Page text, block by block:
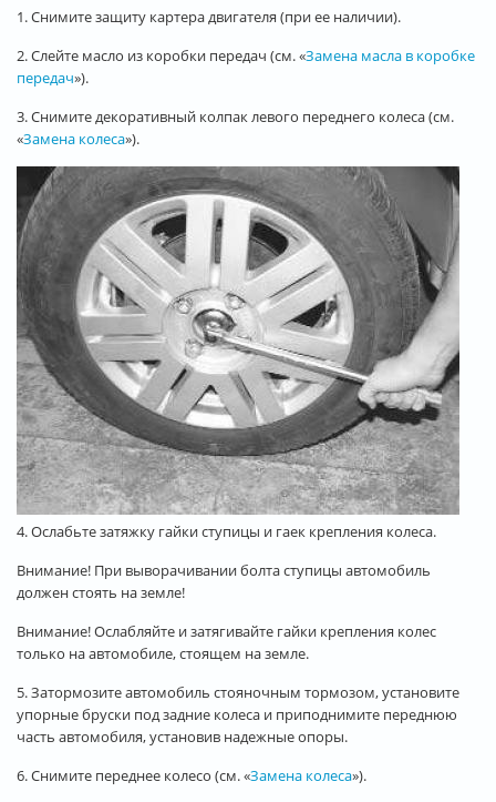
1. Снимите защиту картера двигателя (при ее наличии).
2. Слейте масло из коробки передач (см. «Замена масла в коробке
передач»).
3. Снимите декоративный колпак левого переднего колеса (см.
«Замена колеса»).
4. Ослабьте затяжку гайки ступицы и гаек крепления колеса.
Внимание! При выворачивании болта ступицы автомобиль
должен стоять на земле!
Внимание! Ослабляйте и затягивайте гайки крепления колес
только на автомобиле, стоящем на земле.
5. Затормозите автомобиль стояночным тормозом, установите
упорные бруски под задние колеса и приподнимите переднюю
часть автомобиля, установив надежные опоры.
6. Снимите переднее колесо (см. «Замена колеса»).